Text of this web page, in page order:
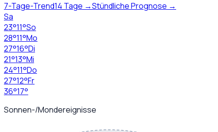
7-Tage-Trend14 Tage →Stündliche Prognose →
Sa
23°11°So
28°11°Mo
27°16°Di
21°13°Mi
24°11°Do
27°12°Fr
36°17°
Sonnen-/Mondereignisse